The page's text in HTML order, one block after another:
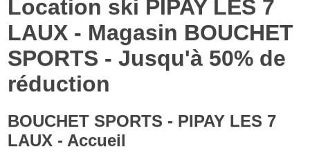
Location ski PIPAY LES 7
LAUX - Magasin BOUCHET
SPORTS - Jusqu'à 50% de
réduction
BOUCHET SPORTS - PIPAY LES 7
LAUX - Accueil